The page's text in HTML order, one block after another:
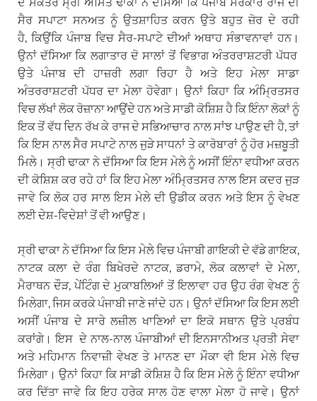
ਸੈਰ ਸਪਾਟਾ ਸਨਅਤ ਨੂੰ ਉਤਸ਼ਾਹਿਤ ਕਰਨ ਉਤੇ ਬਹੁਤ ਜ਼ੋਰ ਦੇ ਰਹੀ
ਹੈ, ਕਿਉਂਕਿ ਪੰਜਾਬ ਵਿਚ ਸੈਰ-ਸਪਾਟੇ ਦੀਆਂ ਅਥਾਹ ਸੰਭਾਵਨਾਵਾਂ ਹਨ।
ਉਨਾਂ ਦੱਸਿਆ ਕਿ ਲਗਾਤਾਰ ਦੋ ਸਾਲਾਂ ਤੋਂ ਵਿਭਾਗ ਅੰਤਰਰਾਸ਼ਟਰੀ ਪੱਧਰ
ਉਤੇ ਪੰਜਾਬ ਦੀ ਹਾਜ਼ਰੀ ਲਗਾ ਰਿਹਾ ਹੈ ਅਤੇ ਇਹ ਮੇਲਾ ਸਾਡਾ
ਅੰਤਰਰਾਸ਼ਟਰੀ ਪੱਧਰ ਦਾ ਮੇਲਾ ਹੋਵੇਗਾ। ਉਨਾਂ ਕਿਹਾ ਕਿ ਅੰਮ੍ਰਿਤਸਰ
ਵਿਚ ਲੱਖਾਂ ਲੋਕ ਰੋਜ਼ਾਨਾ ਆਉਂਦੇ ਹਨ ਅਤੇ ਸਾਡੀ ਕੋਸ਼ਿਸ਼ ਹੈ ਕਿ ਇੰਨਾ ਲੋਕਾਂ ਨੂੰ
ਇਕ ਤੋਂ ਵੱਧ ਦਿਨ ਰੱਖ ਕੇ ਰਾਜ ਦੇ ਸਭਿਆਚਾਰ ਨਾਲ ਸਾਂਝ ਪਾਉਣ ਦੀ ਹੈ, ਤਾਂ
ਕਿ ਇਸ ਨਾਲ ਸੈਰ ਸਪਾਟੇ ਨਾਲ ਜੁੜੇ ਸਾਧਨਾਂ ਤੇ ਕਾਰੋਬਾਰਾਂ ਨੂੰ ਹੋਰ ਮਜ਼ਬੂਤੀ
ਮਿਲੇ। ਸ੍ਰੀ ਢਾਕਾ ਨੇ ਦੱਸਿਆ ਕਿ ਇਸ ਮੇਲੇ ਨੂੰ ਅਸੀਂ ਇੰਨਾ ਵਧੀਆ ਕਰਨ
ਦੀ ਕੋਸ਼ਿਸ਼ ਕਰ ਰਹੇ ਹਾਂ ਕਿ ਇਹ ਮੇਲਾ ਅੰਮ੍ਰਿਤਸਰ ਨਾਲ ਇਸ ਕਦਰ ਜੁੜ
ਜਾਵੇ ਕਿ ਲੋਕ ਹਰ ਸਾਲ ਇਸ ਮੇਲੇ ਦੀ ਉਡੀਕ ਕਰਨ ਅਤੇ ਇਸ ਨੂੰ ਵੇਖਣ
ਲਈ ਦੇਸ਼-ਵਿਦੇਸ਼ਾਂ ਤੋਂ ਵੀ ਆਉਣ।
ਸ੍ਰੀ ਢਾਕਾ ਨੇ ਦੱਸਿਆ ਕਿ ਇਸ ਮੇਲੇ ਵਿਚ ਪੰਜਾਬੀ ਗਾਇਕੀ ਦੇ ਵੱਡੇ ਗਾਇਕ,
ਨਾਟਕ ਕਲਾ ਦੇ ਰੰਗ ਬਿਖੇਰਦੇ ਨਾਟਕ, ਡਰਾਮੇ, ਲੋਕ ਕਲਾਵਾਂ ਦੇ ਮੇਲਾ,
ਮੈਰਾਥਨ ਦੌੜ, ਪੇਂਟਿੰਗ ਦੇ ਮੁਕਾਬਲਿਆਂ ਤੋਂ ਇਲਾਵਾ ਹਰ ਉਹ ਰੰਗ ਵੇਖਣ ਨੂੰ
ਮਿਲੇਗਾ, ਜਿਸ ਕਰਕੇ ਪੰਜਾਬੀ ਜਾਣੇ ਜਾਂਦੇ ਹਨ। ਉਨਾਂ ਦੱਸਿਆ ਕਿ ਇਸ ਲਈ
ਅਸੀਂ ਪੰਜਾਬ ਦੇ ਸਾਰੇ ਲਜ਼ੀਲ ਖਾਣਿਆਂ ਦਾ ਇਕੋ ਸਥਾਨ ਉਤੇ ਪ੍ਰਬੰਧ
ਕਰਾਂਗੇ। ਇਸ ਦੇ ਨਾਲ-ਨਾਲ ਪੰਜਾਬੀਆਂ ਦੀ ਇਨਸਾਨੀਅਤ ਪ੍ਰਤੀ ਸੇਵਾ
ਅਤੇ ਮਹਿਮਾਨ ਨਿਵਾਜ਼ੀ ਵੇਖਣ ਤੇ ਮਾਨਣ ਦਾ ਮੌਕਾ ਵੀ ਇਸ ਮੇਲੇ ਵਿਚ
ਮਿਲੇਗਾ। ਉਨਾਂ ਕਿਹਾ ਕਿ ਸਾਡੀ ਕੋਸ਼ਿਸ਼ ਹੈ ਕਿ ਇਸ ਮੇਲੇ ਨੂੰ ਇੰਨਾ ਵਧੀਆ
ਕਰ ਦਿੱਤਾ ਜਾਵੇ ਕਿ ਇਹ ਹਰੇਕ ਸਾਲ ਹੋਣ ਵਾਲਾ ਮੇਲਾ ਹੋ ਜਾਵੇ। ਉਨਾਂ